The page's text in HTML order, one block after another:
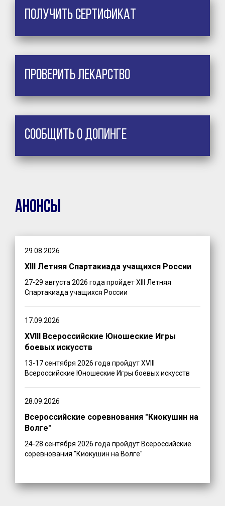
Получить сертификат
Проверить лекарство
Сообщить о допинге
Анонсы
29.08.2026
XIII Летняя Спартакиада учащихся России
27-29 августа 2026 года пройдет XIII Летняя
Спартакиада учащихся России
17.09.2026
XVIII Всероссийские Юношеские Игры
боевых искусств
13-17 сентября 2026 года пройдут XVIII
Всероссийские Юношеские Игры боевых искусств
28.09.2026
Всероссийские соревнования "Киокушин на
Волге"
24-28 сентября 2026 года пройдут Всероссийские
соревнования "Киокушин на Волге"